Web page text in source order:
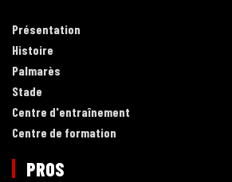
Présentation
Histoire
Palmarès
Stade
Centre d'entraînement
Centre de formation
PROS